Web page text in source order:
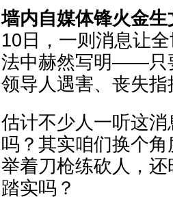
墙内自媒体锋火金生
10日，一则消息让
法中赫然写明——只
领导人遇害、丧失
估计不少人一听这
吗？其实咱们换个
举着刀枪练砍人，
踏实吗？